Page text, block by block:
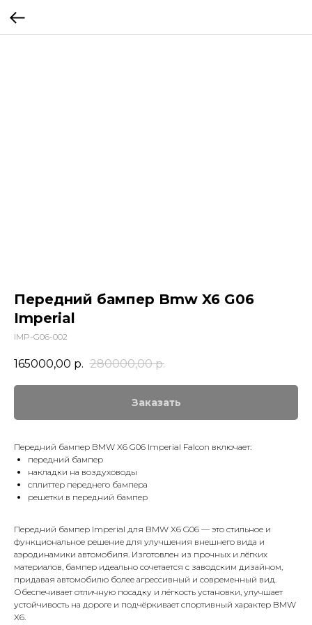
Передний бампер Bmw X6 G06
Imperial
IMP-G06-002
165000,00 р. 280000,00 р.
Заказать
Передний бампер BMW X6 G06 Imperial Falcon включает:
передний бампер
накладки на воздуховоды
сплиттер переднего бампера
решетки в передний бампер
Передний бампер Imperial для BMW X6 G06 — это стильное и
функциональное решение для улучшения внешнего вида и
аэродинамики автомобиля. Изготовлен из прочных и лёгких
материалов, бампер идеально сочетается с заводским дизайном,
придавая автомобилю более агрессивный и современный вид.
Обеспечивает отличную посадку и лёгкость установки, улучшает
устойчивость на дороге и подчёркивает спортивный характер BMW
X6.